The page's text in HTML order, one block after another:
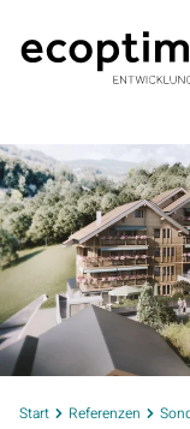
Start Referenzen